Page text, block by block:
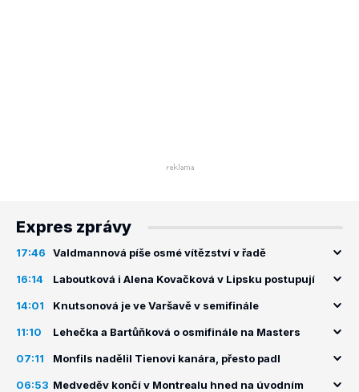
Expres zprávy
17:46 Valdmannová píše osmé vítězství v řadě
16:14 Laboutková i Alena Kovačková v Lipsku postupují
14:01 Knutsonová je ve Varšavě v semifinále
11:10 Lehečka a Bartůňková o osmifinále na Masters
07:11 Monfils nadělil Tienovi kanára, přesto padl
06:53 Medveděv končí v Montrealu hned na úvodním